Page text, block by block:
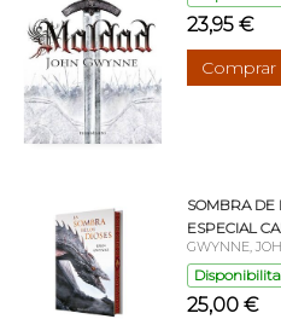
23,95 €
Comprar
SOMBRA DE
ESPECIAL
GWYNNE,
25,00 €